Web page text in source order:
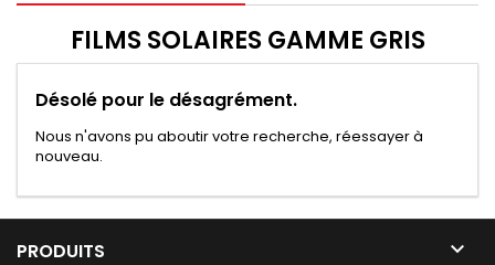
FILMS SOLAIRES GAMME GRIS
Désolé pour le désagrément.
Nous n'avons pu aboutir votre recherche, réessayer à
nouveau.
PRODUITS 